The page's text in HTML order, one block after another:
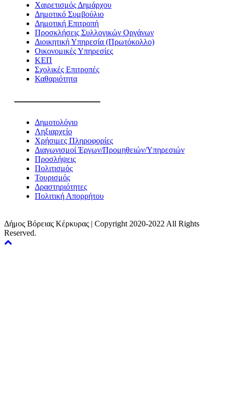
Χαιρετισμός Δημάρχου
Δημοτικό Συμβούλιο
Δημοτική Επιτροπή
Προσκλήσεις Συλλογικών Οργάνων
Διοικητική Υπηρεσία (Πρωτόκολλο)
Οικονομικές Υπηρεσίες
ΚΕΠ
Σχολικές Επιτροπές
Καθαριότητα
———————
Δημοτολόγιο
Ληξιαρχείο
Χρήσιμες Πληροφορίες
Διαγωνισμοί Έργων/Προμηθειών/Υπηρεσιών
Προσλήψεις
Πολιτισμός
Τουρισμός
Δραστηριότητες
Πολιτική Απορρήτου
Δήμος Βόρειας Κέρκυρας | Copyright 2020-2022 All Rights
Reserved.